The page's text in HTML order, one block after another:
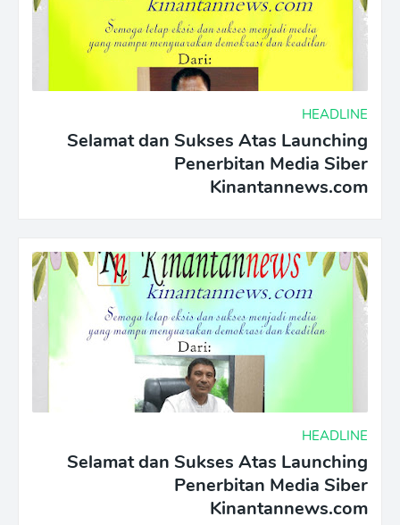
HEADLINE
Selamat dan Sukses Atas Launching
Penerbitan Media Siber
Kinantannews.com
HEADLINE
Selamat dan Sukses Atas Launching
Penerbitan Media Siber
Kinantannews.com